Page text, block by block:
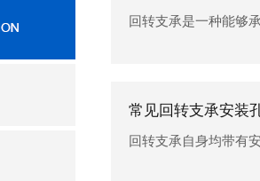
回转支承是一种能够承
常见回转支承安装
回转支承自身均带有安